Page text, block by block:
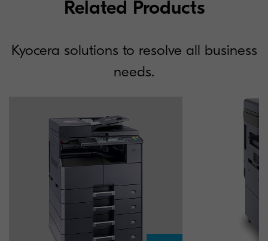
Related Products
Kyocera solutions to resolve all business
needs.